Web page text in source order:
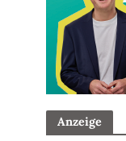
Anzeige